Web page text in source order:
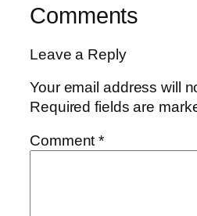
Comments
Leave a Reply
Your email address will
Required fields are
Comment*